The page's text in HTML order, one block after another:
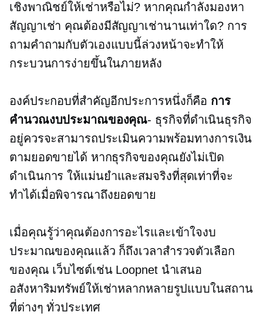
เชิงพาณิชย์ให้เช่าหรือไม่? หากคุณกำลังมองหา
สัญญาเช่า คุณต้องมีสัญญาเช่านานเท่าใด? การ
ถามคำถามกับตัวเองแบบนี้ล่วงหน้าจะทำให้
กระบวนการง่ายขึ้นในภายหลัง
องค์ประกอบที่สำคัญอีกประการหนึ่งก็คือ การ
คำนวณงบประมาณของคุณ- ธุรกิจที่ดำเนินธุรกิจ
อยู่ควรจะสามารถประเมินความพร้อมทางการเงิน
ตามยอดขายได้ หากธุรกิจของคุณยังไม่เปิด
ดำเนินการ ให้แม่นยำและสมจริงที่สุดเท่าที่จะ
ทำได้เมื่อพิจารณาถึงยอดขาย
เมื่อคุณรู้ว่าคุณต้องการอะไรและเข้าใจงบ
ประมาณของคุณแล้ว ก็ถึงเวลาสำรวจตัวเลือก
ของคุณ เว็บไซต์เช่น Loopnet นำเสนอ
อสังหาริมทรัพย์ให้เช่าหลากหลายรูปแบบในสถาน
ที่ต่างๆ ทั่วประเทศ